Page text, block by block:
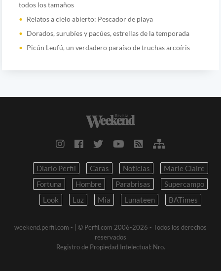
todos los tamaños
Relatos a cielo abierto: Pescador de playa
Dorados, surubíes y pacúes, estrellas de la temporada
Picún Leufú, un verdadero paraíso de truchas arcoíris
Diario Perfil Caras Noticias
Marie Claire
Fortuna
Hombre Parabrisas
Supercampo
Look
Luz Mia Lunateen BATimes
weekend.perfil.com - | © Perfil.com 2006-2026 - Todos los derechos
reservados
Registro de Propiedad Intelectual: Nro.